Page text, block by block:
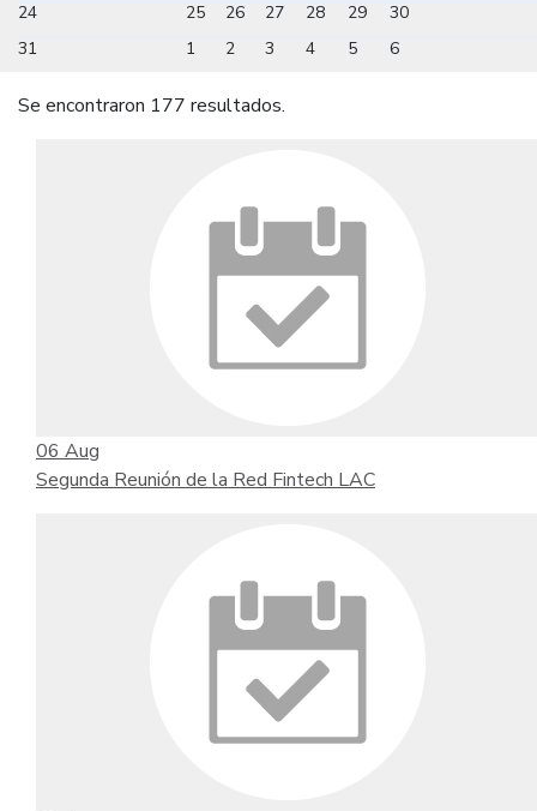
24
25 26 27 28 29
30
31
1 2 3 4 5 6
Se encontraron 177 resultados.
06 Aug
Segunda Reunión de la Red Fintech LAC